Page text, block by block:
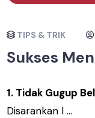
TIPS & TRIK
Sukses
1. Tidak Gugup
Disarankan l ...